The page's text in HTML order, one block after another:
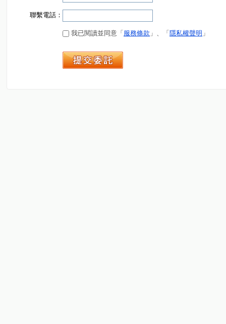
聯繫電話：
我已閱讀並同意「 服務條款 」、「 隱私權聲明 」